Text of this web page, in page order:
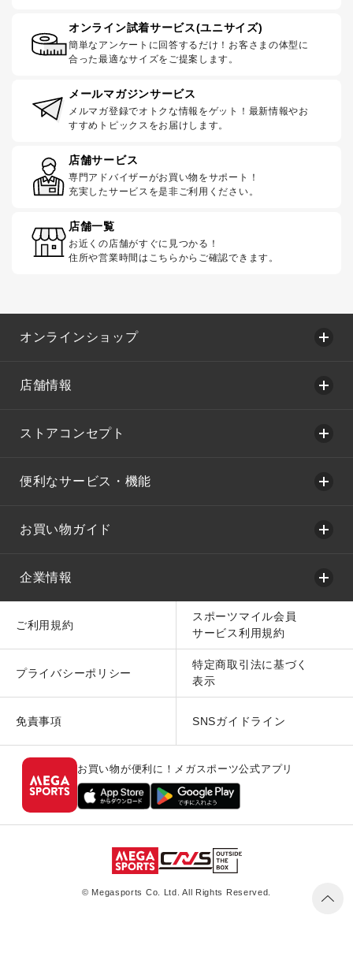
オンライン試着サービス(ユニサイズ)
簡単なアンケートに回答するだけ！お客さまの体型に
合った最適なサイズをご提案します。
メールマガジンサービス
メルマガ登録でオトクな情報をゲット！最新情報やお
すすめトピックスをお届けします。
店舗サービス
専門アドバイザーがお買い物をサポート！
充実したサービスを是非ご利用ください。
店舗一覧
お近くの店舗がすぐに見つかる！
住所や営業時間はこちらからご確認できます。
オンラインショップ
店舗情報
ストアコンセプト
便利なサービス・機能
お買い物ガイド
企業情報
ご利用規約
スポーツマイル会員
サービス利用規約
プライバシーポリシー
特定商取引法に基づく
表示
免責事項 SNSガイドライン
お買い物が便利に！メガスポーツ公式アプリ
© Megasports Co. Ltd. All Rights Reserved.